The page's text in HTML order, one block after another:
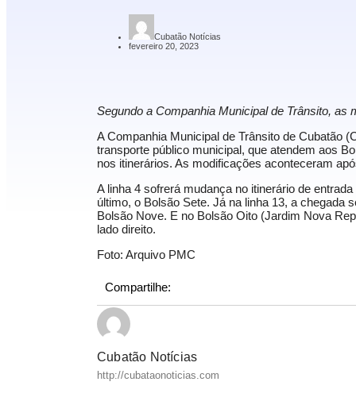
Cubatão Notícias
fevereiro 20, 2023
Segundo a Companhia Municipal de Trânsito,
A Companhia Municipal de Trânsito de Cubatão
transporte público municipal, que atendem aos
nos itinerários. As modificações aconteceram
A linha 4 sofrerá mudança no itinerário de
último, o Bolsão Sete. Já na linha 13, a chegada
Bolsão Nove. E no Bolsão Oito (Jardim Nova
lado direito.
Foto: Arquivo PMC
Compartilhe:
Cubatão Notícias
http://cubataonoticias.com